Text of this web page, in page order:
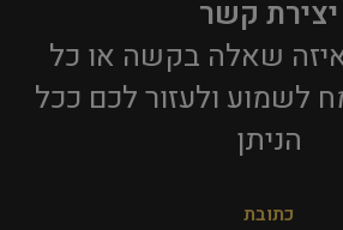
יצירת קשר
שאלה בקשה או כל
לשמוע ולעזור לכם ככל
הניתן​
כתובת